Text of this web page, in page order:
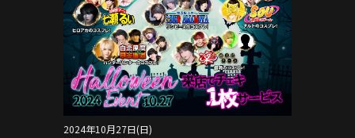
2024年10月27日(日)